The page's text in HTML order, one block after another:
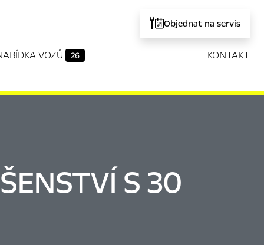
Objednat na servis
VOZŮ 26 KONTAKT
S 30